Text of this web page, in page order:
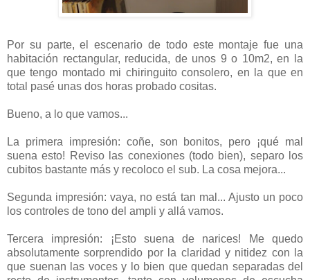
Por su parte, el escenario de todo este montaje fue una
habitación rectangular, reducida, de unos 9 o 10m2, en la
que tengo montado mi chiringuito consolero, en la que en
total pasé unas dos horas probado cositas.
Bueno, a lo que vamos...
La primera impresión: coñe, son bonitos, pero ¡qué mal
suena esto! Reviso las conexiones (todo bien), separo los
cubitos bastante más y recoloco el sub. La cosa mejora...
Segunda impresión: vaya, no está tan mal... Ajusto un poco
los controles de tono del ampli y allá vamos.
Tercera impresión: ¡Esto suena de narices! Me quedo
absolutamente sorprendido por la claridad y nitidez con la
que suenan las voces y lo bien que quedan separadas del